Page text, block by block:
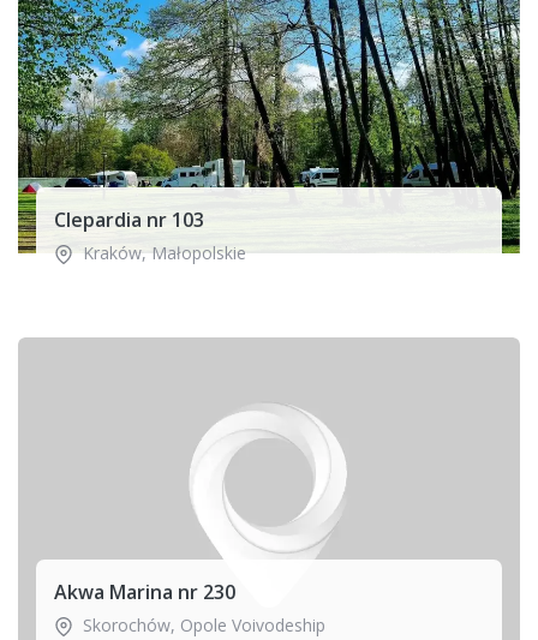
Clepardia nr 103
Kraków,Małopolskie
Akwa Marina nr 230
Skorochów, Opole Voivodeship